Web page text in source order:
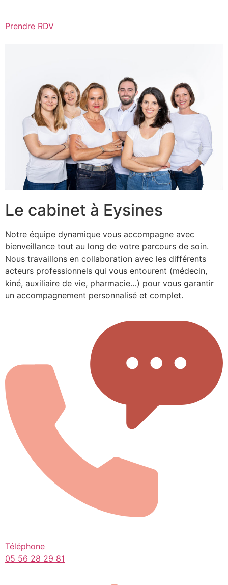
Prendre RDV
Le cabinet à Eysines
Notre équipe dynamique vous accompagne avec
bienveillance tout au long de votre parcours de soin.
Nous travaillons en collaboration avec les différents
acteurs professionnels qui vous entourent (médecin,
kiné, auxiliaire de vie, pharmacie…) pour vous garantir
un accompagnement personnalisé et complet.
Téléphone
05 56 28 29 81